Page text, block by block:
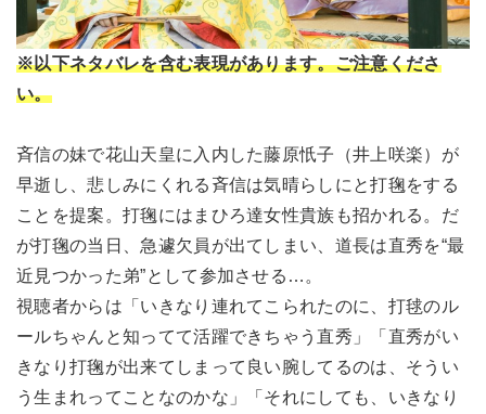
※以下ネタバレを含む表現があります。ご注意くださ
い。
斉信の妹で花山天皇に入内した藤原忯子（井上咲楽）が
早逝し、悲しみにくれる斉信は気晴らしにと打毱をする
ことを提案。打毱にはまひろ達女性貴族も招かれる。だ
が打毱の当日、急遽欠員が出てしまい、道長は直秀を“最
近見つかった弟”として参加させる…。
視聴者からは「いきなり連れてこられたのに、打毬のル
ールちゃんと知ってて活躍できちゃう直秀」「直秀がい
きなり打毱が出来てしまって良い腕してるのは、そうい
う生まれってことなのかな」「それにしても、いきなり